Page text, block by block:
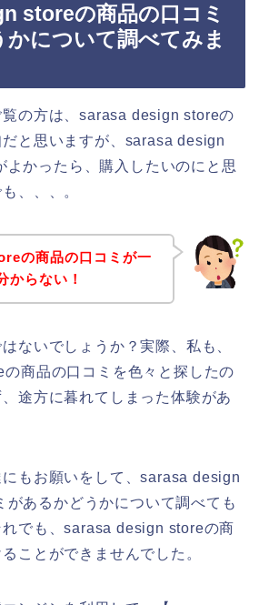
storeの商品の口コミ
について調べてみま
覧の方は、sarasa design storeの
と思いますが、sarasa design
よかったら、購入したいのにと思
、、、。
の商品の口コミが一
からない！
ないでしょうか？実際、私も、
商品の口コミを色々と探したの
途方に暮れてしまった体験があ
もお願いをして、sarasa design
があるかどうかについて調べても
れでも、sarasa design storeの商
ことができませんでした。